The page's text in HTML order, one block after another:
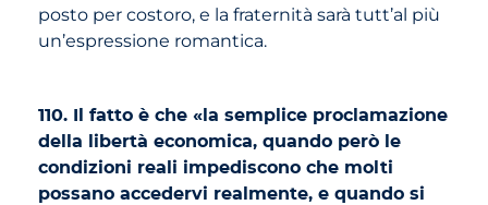
posto per costoro, e la fraternità sarà tutt’al più
un’espressione romantica.
110. Il fatto è che «la semplice proclamazione
della libertà economica, quando però le
condizioni reali impediscono che molti
possano accedervi realmente, e quando si